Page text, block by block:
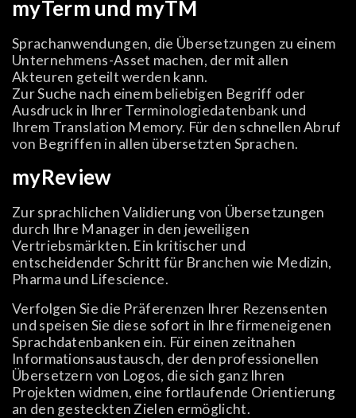
myTerm und myTM
Sprachanwendungen, die Übersetzungen zu einem
Unternehmens-Asset machen, der mit allen
Akteuren geteilt werden kann.
Zur Suche nach einem beliebigen Begriff oder
Ausdruck in Ihrer Terminologiedatenbank und
Ihrem Translation Memory. Für den schnellen Abruf
von Begriffen in allen übersetzten Sprachen.
myReview
Zur sprachlichen Validierung von Übersetzungen
durch Ihre Manager in den jeweiligen
Vertriebsmärkten. Ein kritischer und
entscheidender Schritt für Branchen wie Medizin,
Pharma und Lifescience.
Verfolgen Sie die Präferenzen Ihrer Rezensenten
und speisen Sie diese sofort in Ihre firmeneigenen
Sprachdatenbanken ein. Für einen zeitnahen
Informationsaustausch, der den professionellen
Übersetzern von Logos, die sich ganz Ihren
Projekten widmen, eine fortlaufende Orientierung
an den gesteckten Zielen ermöglicht.